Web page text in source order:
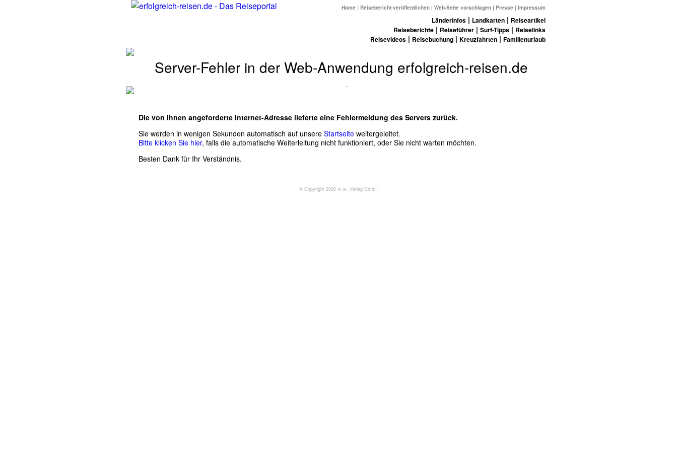
Home | Reisebericht veröffentlichen| Web-Seite vorschlagen| Presse | Impressum
Länderinfos| Landkarten| Reiseartikel
Reiseberichte| Reiseführer| Surf-Tipps| Reiselinks
Reisevideos| Reisebuchung| Kreuzfahrten| Familienurlaub
Server-Fehler in der Web-Anwendung erfolgreich-reisen.de
Die von Ihnen angeforderte Internet-Adresse lieferte eine Fehlermeldung des Servers zurück.
Sie werden in wenigen Sekunden automatisch auf unsere Startseiteweitergeleitet.
Bitte klicken Sie hier, falls die automatische Weiterleitung nicht funktioniert, oder Sie nicht warten möchten.
Besten Dank für Ihr Verständnis.
© Copyright 2026 m.w. Verlag GmbH